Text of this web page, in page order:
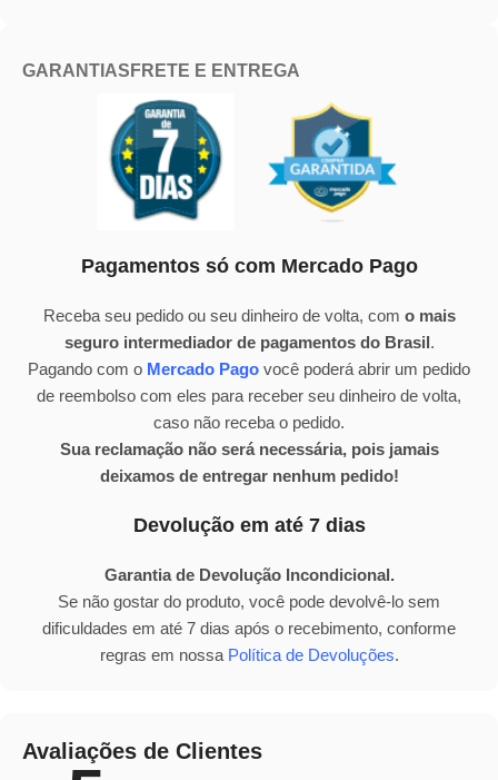
GARANTIAS FRETE E ENTREGA
Pagamentos só com Mercado Pago
Receba seu pedido ou seu dinheiro de volta, com o mais
seguro intermediador de pagamentos do Brasil.
Pagando com o Mercado Pago você poderá abrir um pedido
de reembolso com eles para receber seu dinheiro de volta,
caso não receba o pedido.
Sua reclamação não será necessária, pois jamais
deixamos de entregar nenhum pedido!
Devolução em até 7 dias
Garantia de Devolução Incondicional.
Se não gostar do produto, você pode devolvê-lo sem
dificuldades em até 7 dias após o recebimento, conforme
regras em nossa Política de Devoluções.
Avaliações de Clientes